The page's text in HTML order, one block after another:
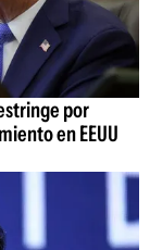
por
en EEUU